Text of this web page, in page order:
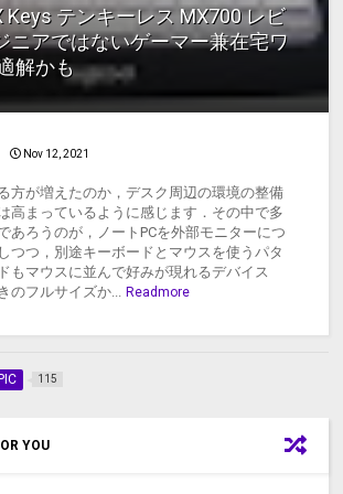
Keys テンキーレス MX700 レビ
ニアではないゲーマー兼在宅ワ
解かも
Nov 12, 2021
方が増えたのか，デスク周辺の環境の整備
高まっているように感じます．その中で多
あろうのが，ノートPCを外部モニターにつ
つつ，別途キーボードとマウスを使うパタ
もマウスに並んで好みが現れるデバイス
のフルサイズか... Readmore
115
YOU